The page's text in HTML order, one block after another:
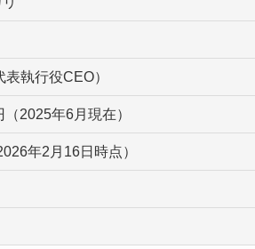
執行役CEO）
2025年6月現在）
年2月16日時点）